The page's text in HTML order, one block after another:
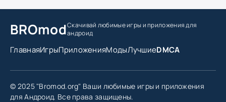
BROmodСкачивай любимые игрыи приложения для
андроид
ГлавнаяИгрыПриложенияМодыЛучшиеDMCA
© 2025 "Bromod.org" Ваши любимые игры и приложения
для Андроид. Все права защищены.